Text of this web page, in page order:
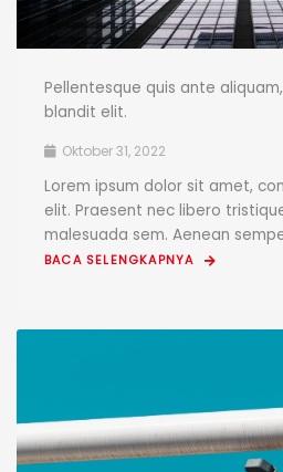
Pellentesque quis ante
blandit elit.
Oktober 31, 2022
Lorem ipsum dolor sit amet,
elit. Praesent nec libero
malesuada sem. Aenean
BACA SELENGKAPNYA